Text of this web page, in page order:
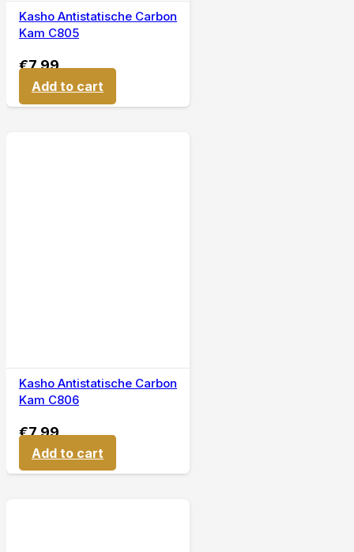
Kasho Antistatische Carbon
Kam C805
€7,99
Add to cart
Kasho Antistatische Carbon
Kam C806
€7,99
Add to cart